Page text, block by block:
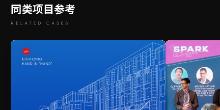
同类项目参考
RELATED CASES